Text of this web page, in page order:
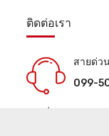
ติดต่อเรา
สายด่ว
099-
เลขที่ 1 ซอยลาดพ